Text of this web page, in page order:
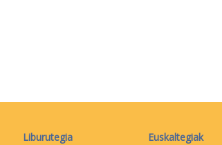
Liburutegia Euskaltegiak